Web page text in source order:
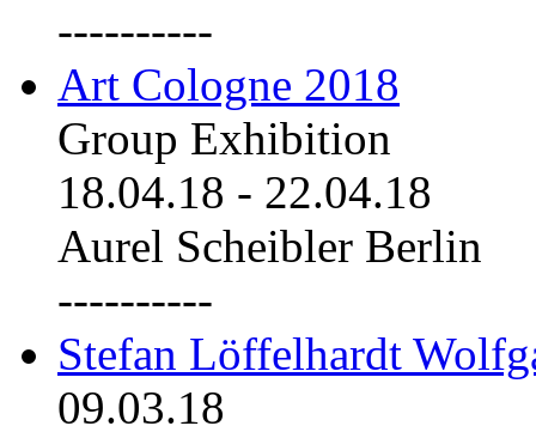
----------
Art Cologne 2018
Group Exhibition
18.04.18 - 22.04.18
Aurel Scheibler Berlin
----------
Stefan Löffelhardt
09.03.18